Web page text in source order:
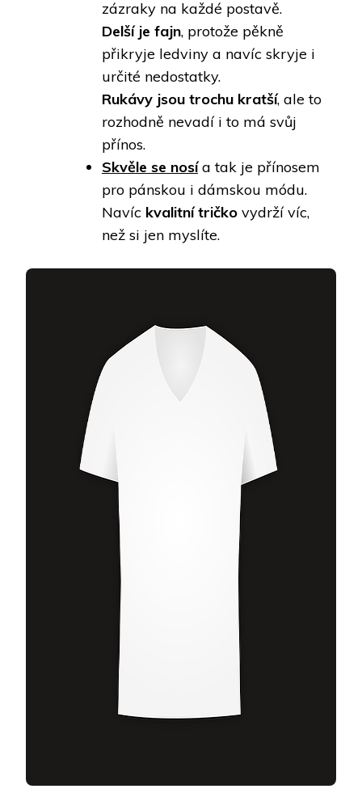
zázraky na každé postavě.
Delší je fajn, protože pěkně
přikryje ledviny a navíc skryje i
určité nedostatky.
Rukávy jsou trochu kratší, ale to
rozhodně nevadí i to má svůj
přínos.
Skvěle se nosía tak je přínosem
pro pánskou i dámskou módu.
Navíc kvalitní tričko vydrží víc,
než si jen myslíte.